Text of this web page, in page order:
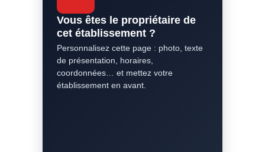
Vous êtes le propriétaire de
cet établissement ?
Personnalisez cette page : photo, texte
de présentation, horaires,
coordonnées… et mettez votre
établissement en avant.